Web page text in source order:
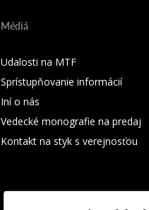
Médiá
Udalosti na MTF
Sprístupňovanie informácií
Iní o nás
Vedecké monografie na predaj
Kontakt na styk s verejnosťou